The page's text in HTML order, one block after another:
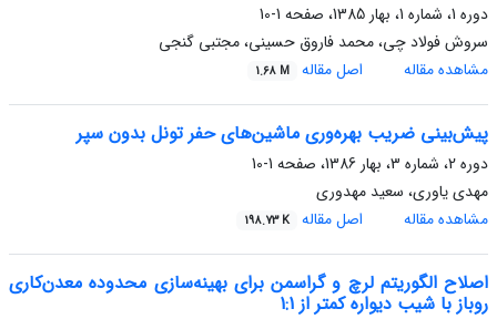
دوره 1، شماره 1، بهار 1385، صفحه
1-10
سروش فولاد چی، محمد فاروق حسینی، مجتبی گنجی
مشاهده مقاله
اصل مقاله 1.68 M
پیش‌بینی ضریب بهره‌وری ماشین‌های حفر تونل بدون سپر
دوره 2، شماره 3، بهار 1386، صفحه
1-10
مهدی یاوری، سعید مهدوری
مشاهده مقاله
اصل مقاله 198.73 K
اصلاح الگوریتم لرچ و گراسمن برای بهینه‌سازی محدوده معدن‌کاری
روباز با شیب دیواره کمتر از 1:1